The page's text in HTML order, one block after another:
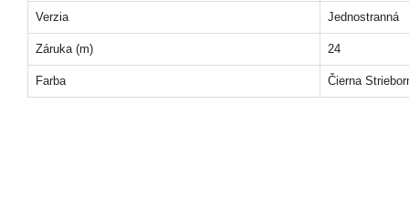
Verzia Jednostranná
Záruka (m) 24
Farba Čierna